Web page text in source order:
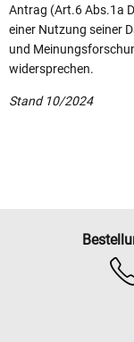
Antrag (Art.6 Abs.1a
einer Nutzung seiner
und
widersprechen.
Stand 10/2024